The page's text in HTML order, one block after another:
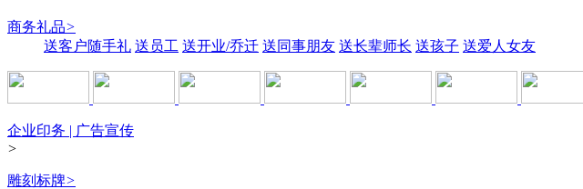
商务礼品>
送客户随手礼 送员工 送开业/乔迁 送同事朋友 送长辈师长 送孩子 送爱人女友
企业印务 | 广告宣传
>
雕刻标牌>